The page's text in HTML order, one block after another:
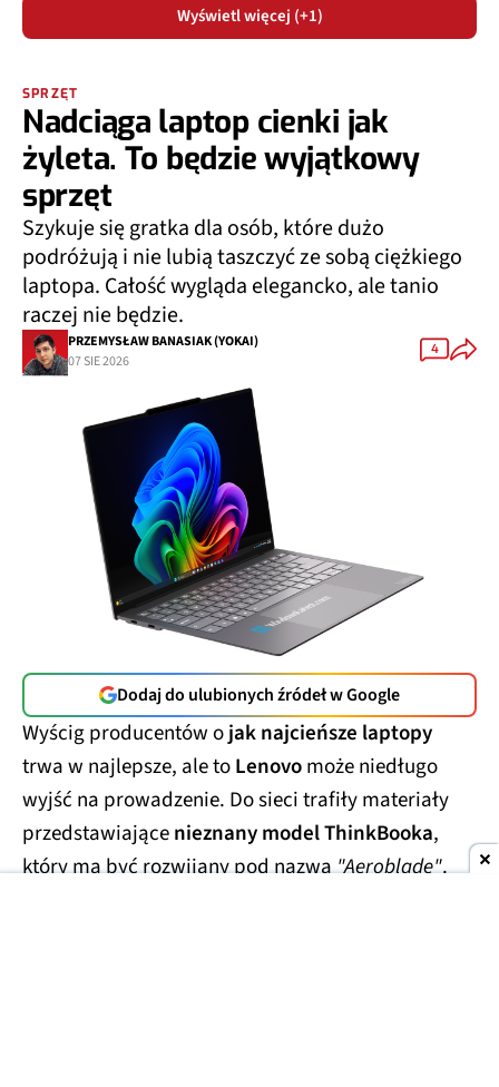
Wyświetl więcej (+1)
SPRZĘT
Nadciąga laptop cienki jak
żyleta. To będzie wyjątkowy
sprzęt
Szykuje się gratka dla osób, które dużo
podróżują i nie lubią taszczyć ze sobą ciężkiego
laptopa. Całość wygląda elegancko, ale tanio
raczej nie będzie.
PRZEMYSŁAW BANASIAK (YOKAI)
07 SIE 2026
4
Dodaj do ulubionych źródeł w Google
Wyścig producentów ojak najcieńsze laptopy
trwa w najlepsze, ale toLenovomoże niedługo
wyjść na prowadzenie. Do sieci trafiły materiały
przedstawiającenieznany model ThinkBooka,
który ma być rozwijany pod nazwą"Aeroblade".